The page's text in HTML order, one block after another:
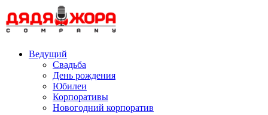
to
content
Ведущий
Свадьба
День рождения
Юбилеи
Корпоративы
Новогодний корпоратив